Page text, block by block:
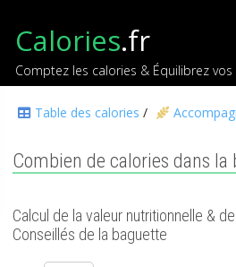
Calories.fr
Comptez les calories & Équilibrez vos
Table des calories /
Combien de calories dans la
Calcul de la valeur nutritionnelle &
Conseillés de la baguette